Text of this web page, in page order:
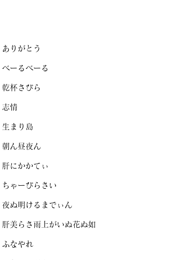
ありがとう
べーるべーる
乾杯さびら
志情
生まり島
朝ん昼夜ん
肝にかかてぃ
ちゃーびらさい
夜ぬ明けるまでぃん
肝美らさ雨上がいぬ花ぬ如
ふなやれ